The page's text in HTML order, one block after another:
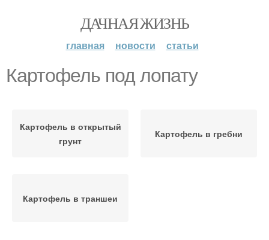
ДАЧНАЯ ЖИЗНЬ
главная новости статьи
Картофель под лопату
Картофель в открытый
грунт
Картофель в гребни
Картофель в траншеи